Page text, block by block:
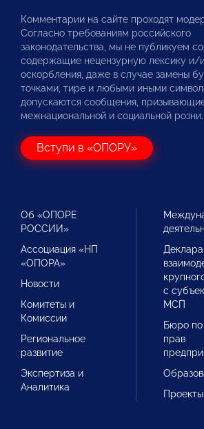
Комментарии на сайте проходят
Согласно требованиям российского
законодательства, мы не публикуем
содержащие нецензурную лексику и/
оскорбления, даже в случае замены
точками, тире и любыми иными
допускаются сообщения,
межнациональной и социальной розни.
Вступи в «ОПОРУ»
Об «ОПОРЕ
РОССИИ»
Ассоциация «НП
«ОПОРА»
Новости
Комитеты и
Комиссии
Региональное
развитие
Экспертиза и
Аналитика
с
МСП
Бюро
прав
Проекты